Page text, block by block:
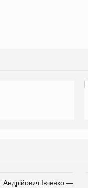
Андрійович Івченко —